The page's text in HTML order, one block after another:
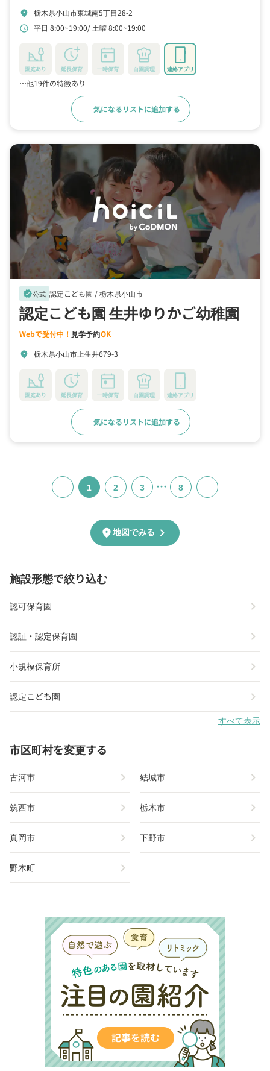
location_on 栃木県小山市東城南5丁目28-2
schedule 平日 8:00~19:00 土曜 8:00~19:00
園庭あり 延長保育 一時保育 自園調理 連絡アプリ
…他19件の特徴あり
気になるリストに追加する
verified公式 認定こども園 /栃木県小山市
認定こども園 生井ゆりかご幼稚園
Webで受付中！ 見学予約OK
location_on 栃木県小山市上生井679-3
園庭あり 延長保育 一時保育 自園調理 連絡アプリ
気になるリストに追加する
1 2 3 … 8
location_on地図でみる chevron_right
施設形態で絞り込む
認可保育園 chevron_right
認証・認定保育園 chevron_right
小規模保育所 chevron_right
認定こども園 chevron_right
すべて表示
市区町村を変更する
古河市 chevron_right 結城市 chevron_right
筑西市 chevron_right 栃木市 chevron_right
真岡市 chevron_right 下野市 chevron_right
野木町 chevron_right